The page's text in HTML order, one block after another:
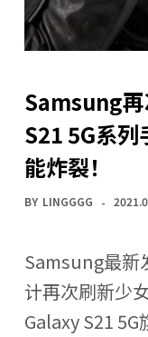
Samsung
S21 5G系
能炸裂！
BY LINGGGG
Samsung最新
计再次刷新少
Galaxy S21